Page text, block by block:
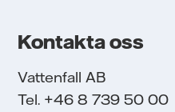
Kontakta oss
Vattenfall AB
Tel. +46 8 739 50 00